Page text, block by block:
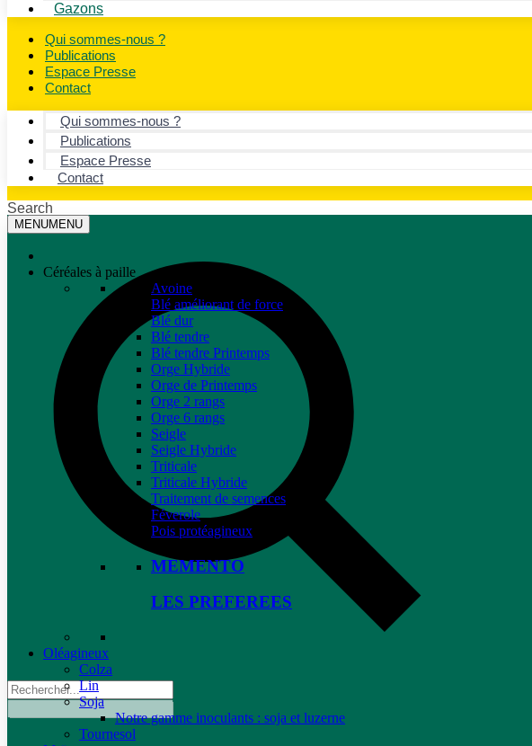
Gazons
Qui sommes-nous ?
Publications
Espace Presse
Contact
Qui sommes-nous ?
Publications
Espace Presse
Contact
Search
MENUMENU
Céréales à paille
Avoine
Blé améliorant de force
Blé dur
Blé tendre
Blé tendre Printemps
Orge Hybride
Orge de Printemps
Orge 2 rangs
Orge 6 rangs
Seigle
Seigle Hybride
Triticale
Triticale Hybride
Traitement de semences
Féverole
Pois protéagineux
MEMENTO
LES PREFEREES
Oléagineux
Colza
Lin
Soja
Notre gamme inoculants : soja et luzerne
Tournesol